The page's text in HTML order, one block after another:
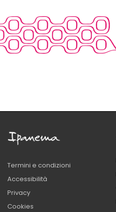
Termini e condizioni
Accessibilità
Privacy
Cookies